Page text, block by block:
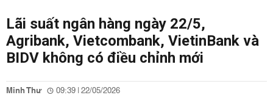
Lãi suất ngân hàng ngày 22/5,
Agribank, Vietcombank, VietinBank và
BIDV không có điều chỉnh mới
Minh Thư 09:39 | 22/05/2026